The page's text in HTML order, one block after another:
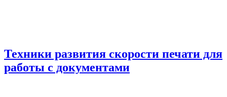
Техники развития скорости печати для
работы с документами